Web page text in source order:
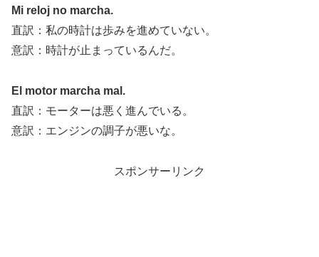
Mi reloj no marcha.
直訳：私の時計は歩みを進めていない。
意訳：時計が止まっているんだ。
El motor marcha mal.
直訳：モーターは悪く進んでいる。
意訳：エンジンの調子が悪いな。
スポンサーリンク